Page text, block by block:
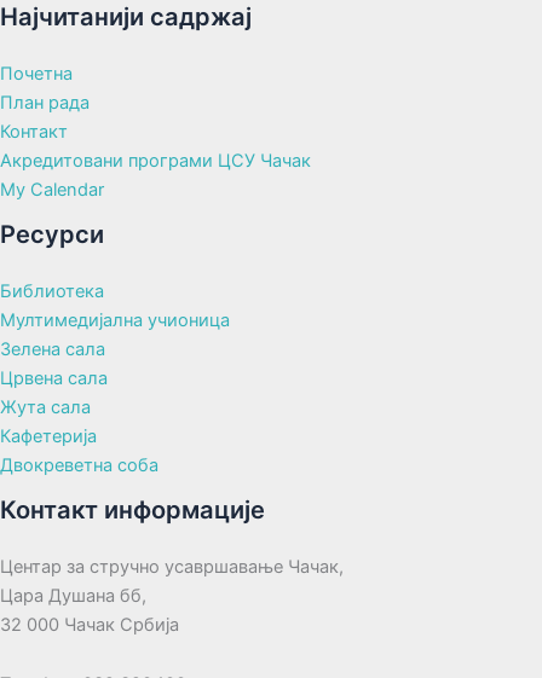
Најчитанији садржај
Почетна
План рада
Контакт
Акредитовани програми ЦСУ Чачак
My Calendar
Ресурси
Библиотека
Мултимедијална учионица
Зелена сала
Црвена сала
Жута сала
Кафетерија
Двокреветна соба
Контакт информације
Центар за стручно усавршавање Чачак,
Цара Душана бб,
32 000 Чачак Србија